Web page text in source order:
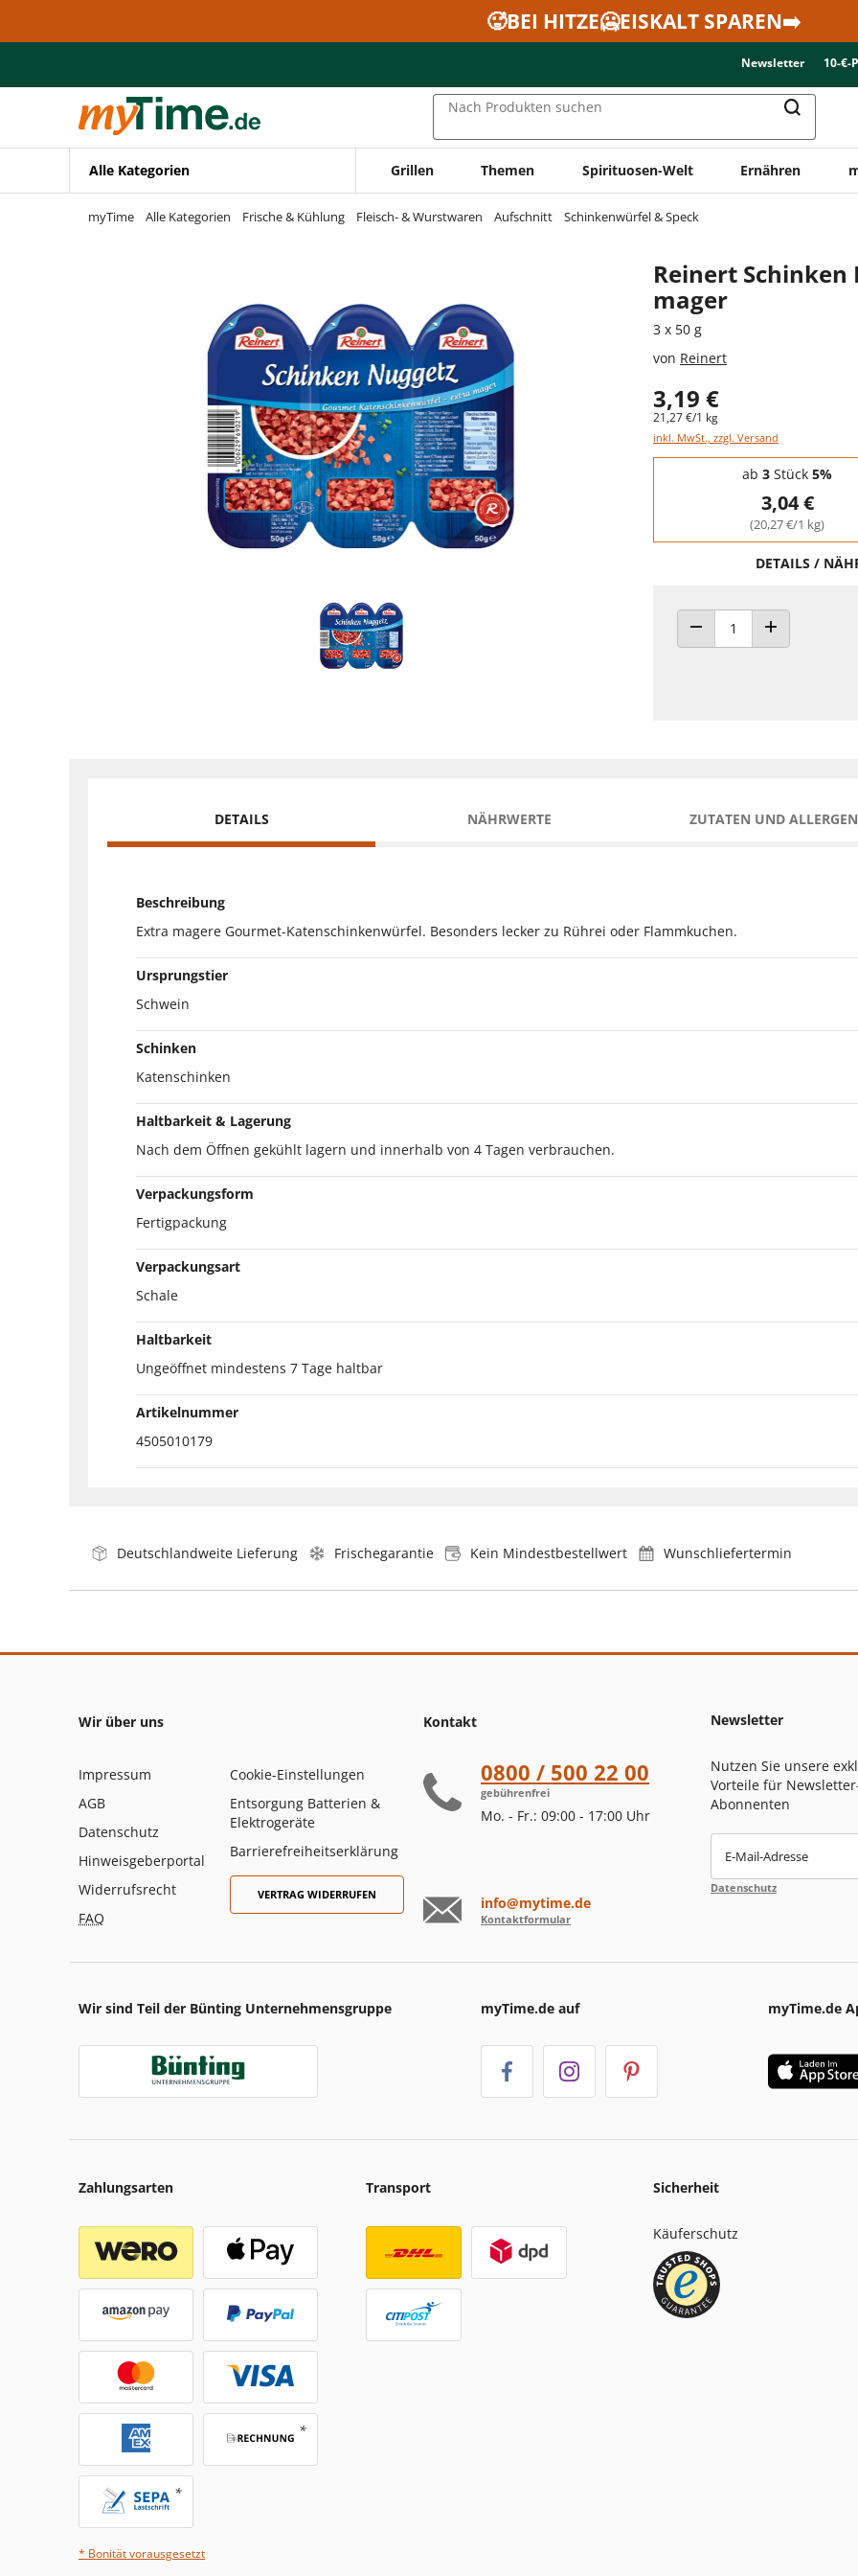
Zur Navigation springen
🥵BEI HITZE🥶EISKALT SPAREN➡️
Newsletter 10-€-
Nach Produkten suchen
Alle Kategorien Grillen Themen Spirituosen-Welt Ernähren
myTime Alle Kategorien Frische & Kühlung Fleisch- & Wurstwaren Aufschnitt Schinkenwürfel & Speck
Reinert
mager
3 x 50 g
von Reinert
3,19 €
21,27 €/1 kg
inkl. MwSt., zzgl. Versand
Staffelpreise - Mengenrabatt
ab 3 Stück 5%
3,04 €
(20,27 €/1 kg)
DETAILS /
ANZAHL VERRINGERN
ANZAHL
DETAILS NÄHRWERTE ZUTATEN UND
Beschreibung
Extra magere Gourmet-Katenschinkenwürfel. Besonders lecker zu Rührei oder Flammkuchen.
Ursprungstier
Schwein
Schinken
Katenschinken
Haltbarkeit & Lagerung
Nach dem Öffnen gekühlt lagern und innerhalb von 4 Tagen verbrauchen.
Verpackungsform
Fertigpackung
Verpackungsart
Schale
Haltbarkeit
Ungeöffnet mindestens 7 Tage haltbar
Artikelnummer
4505010179
Deutschlandweite Lieferung Frischegarantie Kein Mindestbestellwert Wunschliefertermin
Wir über uns
Impressum
AGB
Datenschutz
Hinweisgeberportal
Widerrufsrecht
FAQ
Cookie-Einstellungen
Entsorgung Batterien &
Elektrogeräte
Barrierefreiheitserklärung
VERTRAG WIDERRUFEN
Kontakt
0800 / 500 22 00
gebührenfrei
Mo. - Fr.: 09:00 - 17:00 Uhr
info@mytime.de
Kontaktformular
Newsletter
Nutzen Sie unsere
Vorteile für
Abonnenten
E-Mail-Adresse
Datenschutz
Wir sind Teil der Bünting Unternehmensgruppe myTime.de auf myTime.de
Zahlungsarten
* Bonität vorausgesetzt
Transport Sicherheit
Käuferschutz